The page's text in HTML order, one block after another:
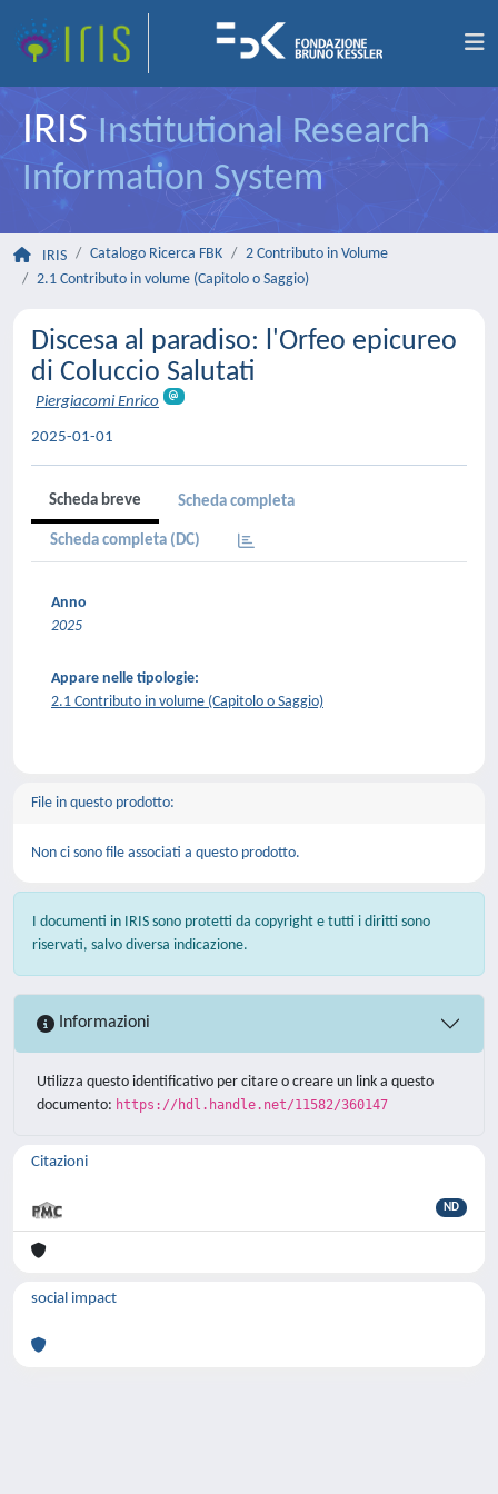
IRIS Institutional Research
Information System
IRIS Catalogo Ricerca FBK
2 Contributo in Volume
2.1 Contributo in volume (Capitolo o Saggio)
Discesa al paradiso: l'Orfeo epicureo
di Coluccio Salutati
Piergiacomi Enrico
2025-01-01
Scheda breve Scheda completa
Scheda completa (DC)
Anno
2025
Appare nelle tipologie:
2.1 Contributo in volume (Capitolo o Saggio)
File in questo prodotto:
Non ci sono file associati a questo prodotto.
I documenti in IRIS sono protetti da copyright e tutti i diritti sono
riservati, salvo diversa indicazione.
Informazioni
Utilizza questo identificativo per citare o creare un link a questo
documento: https://hdl.handle.net/11582/360147
Citazioni
ND
social impact